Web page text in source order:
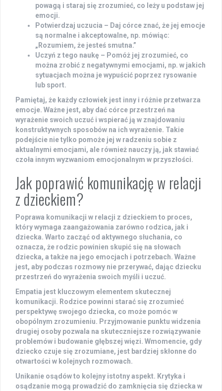
powagą i staraj się zrozumieć, co leży u podstaw jej
emocji.
Potwierdzaj uczucia – Daj córce znać, że jej emocje
są normalne i akceptowalne, np. mówiąc:
„Rozumiem, że jesteś smutna.”
Uczyń z tego naukę – Pomóż jej zrozumieć, co
można zrobić z negatywnymi emocjami, np. w jakich
sytuacjach można je wypuścić poprzez rysowanie
lub sport.
Pamiętaj, że każdy człowiek jest inny i różnie przetwarza
emocje. Ważne jest, aby dać córce przestrzeń na
wyrażenie swoich uczuć i wspierać ją w znajdowaniu
konstruktywnych sposobów na ich wyrażenie. Takie
podejście nie tylko pomoże jej w radzeniu sobie z
aktualnymi emocjami, ale również nauczy ją, jak stawiać
czoła innym wyzwaniom emocjonalnym w przyszłości.
Jak poprawić komunikację w relacji
z dzieckiem?
Poprawa komunikacji w relacji z dzieckiem to proces,
który wymaga zaangażowania zarówno rodzica, jak i
dziecka. Warto zacząć od aktywnego słuchania, co
oznacza, że rodzic powinien skupić się na słowach
dziecka, a także na jego emocjach i potrzebach. Ważne
jest, aby podczas rozmowy nie przerywać, dając dziecku
przestrzeń do wyrażenia swoich myśli i uczuć.
Empatia jest kluczowym elementem skutecznej
komunikacji. Rodzice powinni starać się zrozumieć
perspektywę swojego dziecka, co może pomóc w
obopólnym zrozumieniu. Przyjmowanie punktu widzenia
drugiej osoby pozwala na skuteczniejsze rozwiązywanie
problemów i budowanie głębszej więzi. Wmomencie, gdy
dziecko czuje się zrozumiane, jest bardziej skłonne do
otwartości w kolejnych rozmowach.
Unikanie osądów to kolejny istotny aspekt. Krytyka i
osądzanie mogą prowadzić do zamknięcia się dziecka w